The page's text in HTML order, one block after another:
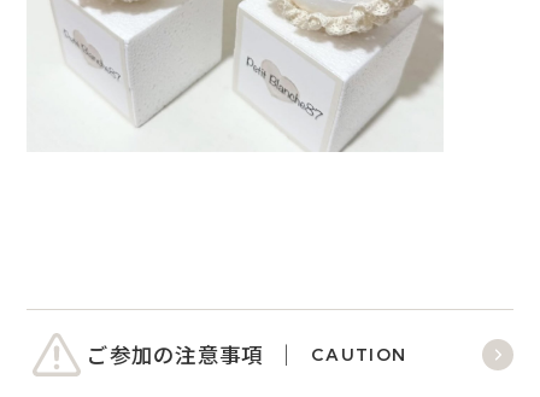
ご参加の注意事項 CAUTION